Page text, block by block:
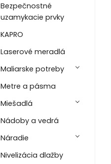
Bezpečnostné
uzamykacie prvky
KAPRO
Laserové meradlá
Maliarske potreby
Metre a pásma
Miešadlá
Nádoby a vedrá
Náradie
Nivelizácia dlažby